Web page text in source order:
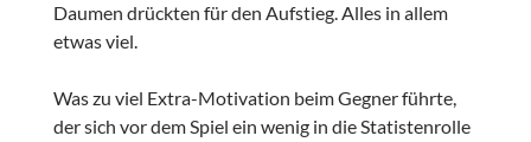
Daumen drückten für den Aufstieg. Alles in allem
etwas viel.
Was zu viel Extra-Motivation beim Gegner führte,
der sich vor dem Spiel ein wenig in die Statistenrolle